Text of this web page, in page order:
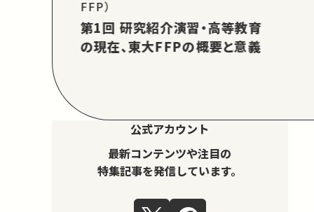
FFP）
第1回 研究紹介演習・高等教育
の現在、東大FFPの概要と意義
公式アカウント
最新コンテンツや注目の
特集記事を発信しています。